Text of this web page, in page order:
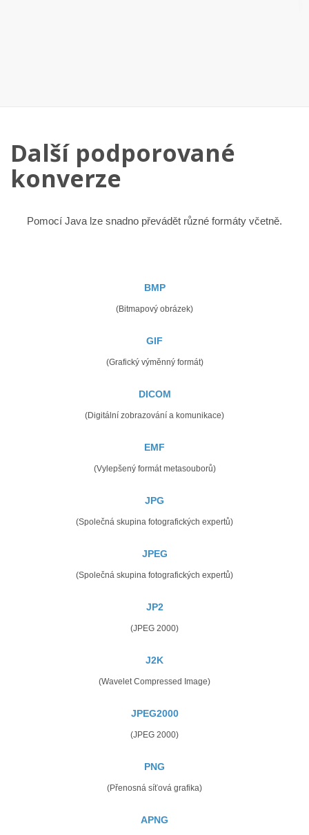
Další podporované
konverze
Pomocí Java lze snadno převádět různé formáty včetně.
BMP
(Bitmapový obrázek)
GIF
(Grafický výměnný formát)
DICOM
(Digitální zobrazování a komunikace)
EMF
(Vylepšený formát metasouborů)
JPG
(Společná skupina fotografických expertů)
JPEG
(Společná skupina fotografických expertů)
JP2
(JPEG 2000)
J2K
(Wavelet Compressed Image)
JPEG2000
(JPEG 2000)
PNG
(Přenosná síťová grafika)
APNG